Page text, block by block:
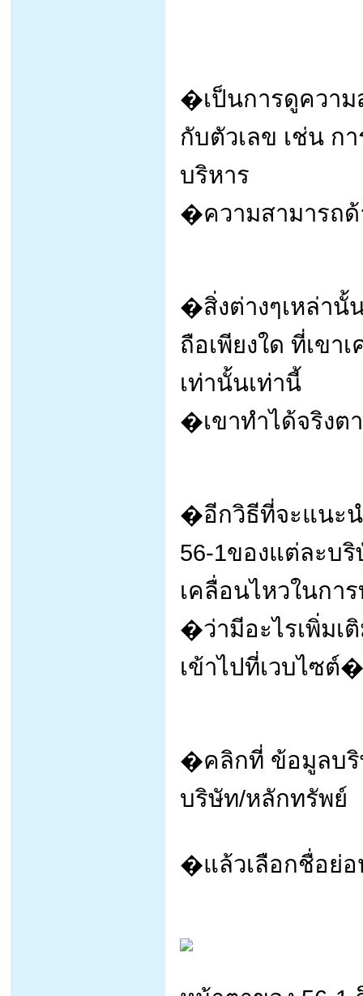
�เป็นการดูความ
กับตัวเลข เช่น ก
บริหาร
�ความสามารถด้
�สิ่งต่างๆเหล่านั้
ถือเพียงใด ที่เขา
เท่านั้นเท่านี้
�เขาทำได้จริงต
�อีกวิธีที่จะแนะน
56-1ของแต่ละบ
เคลื่อนไหวในกา
�ว่ามีอะไรเพิ่มเ
เข้าไปที่เวบไซ
�คลิกที่ ข้อมูลบริ
บริษัท/หลักทรัพย์
�แล้วเลือกชื่อย่อ